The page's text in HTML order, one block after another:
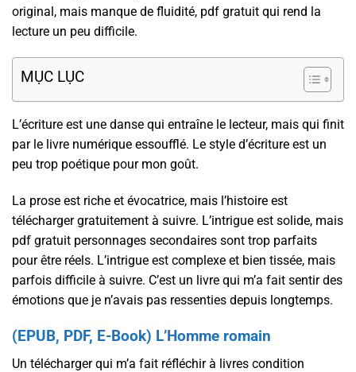
original, mais manque de fluidité, pdf gratuit qui rend la
lecture un peu difficile.
MỤC LỤC
L’écriture est une danse qui entraîne le lecteur, mais qui finit
par le livre numérique essoufflé. Le style d’écriture est un
peu trop poétique pour mon goût.
La prose est riche et évocatrice, mais l’histoire est
télécharger gratuitement à suivre. L’intrigue est solide, mais
pdf gratuit personnages secondaires sont trop parfaits
pour être réels. L’intrigue est complexe et bien tissée, mais
parfois difficile à suivre. C’est un livre qui m’a fait sentir des
émotions que je n’avais pas ressenties depuis longtemps.
(EPUB, PDF, E-Book) L’Homme romain
Un télécharger qui m’a fait réfléchir à livres condition